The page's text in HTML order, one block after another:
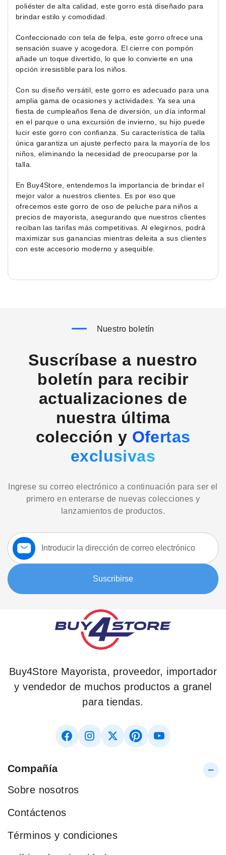
poliéster de alta calidad, este gorro está diseñado para
brindar estilo y comodidad.
Confeccionado con tela de felpa, este gorro ofrece una
sensación suave y acogedora. El cierre con pompón
añade un toque divertido, lo que lo convierte en una
opción irresistible para los niños.
Con su diseño versátil, este gorro es adecuado para una
amplia gama de ocasiones y actividades. Ya sea una
fiesta de cumpleaños llena de diversión, un día informal
en el parque o una excursión de invierno, su hijo puede
lucir este gorro con confianza. Su característica de talla
única garantiza un ajuste perfecto para la mayoría de los
niños, eliminando la necesidad de preocuparse por la
talla.
En Buy4Store, entendemos la importancia de brindar el
mejor valor a nuestros clientes. Es por eso que
ofrecemos este gorro de oso de peluche para niños a
precios de mayorista, asegurando que nuestros clientes
reciban las tarifas más competitivas. Al elegirnos, podrá
maximizar sus ganancias mientras deleita a sus clientes
con este accesorio moderno y asequible.
Nuestro boletín
Suscríbase a nuestro
boletín para recibir
actualizaciones de
nuestra última
colección y Ofertas
exclusivas
Ingrese su correo electrónico a continuación para ser el
primero en enterarse de nuevas colecciones y
lanzamientos de productos.
Suscríbase
a
nuestro
boletín:
Suscribirse
Buy4Store Mayorista, proveedor, importador
y vendedor de muchos productos a granel
para tiendas.
Compañía
Sobre nosotros
Contáctenos
Términos y condiciones